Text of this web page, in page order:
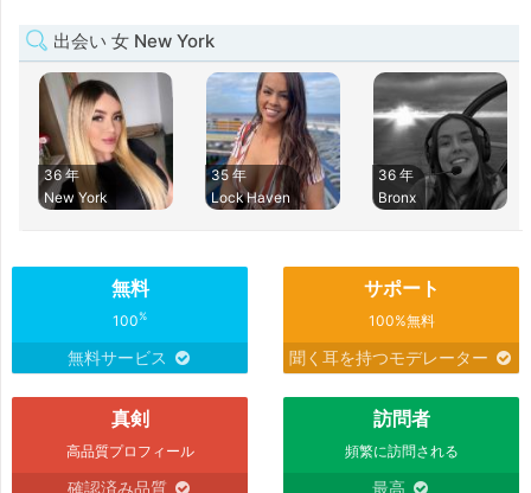
出会い 女 New York
36 年
New York
35 年
Lock Haven
36 年
Bronx
無料
100%
無料サービス
サポート
100%無料
聞く耳を持つモデレーター
真剣
高品質プロフィール
確認済み品質
訪問者
頻繁に訪問される
最高